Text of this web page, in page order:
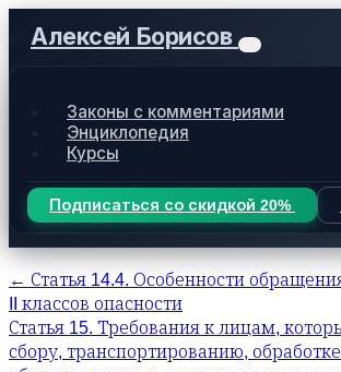
Алексей Борисов
Законы с комментариями
Энциклопедия
Курсы
Подписаться со скидкой 20%
← Статья 14.4. Особенности
II классов опасности
Статья 15. Требования к лицам,
сбору, транспортированию,